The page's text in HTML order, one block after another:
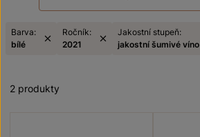
Barva:
bílé
Ročník:
2021
Jakostní stupeň:
jakostní šumivé víno
2 produkty